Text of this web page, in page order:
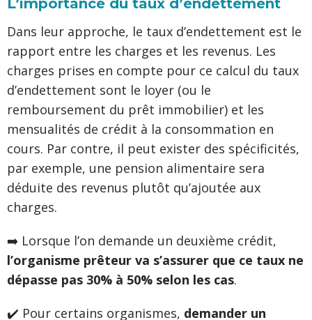
Dans leur approche, le taux d’endettement est le
rapport entre les charges et les revenus. Les
charges prises en compte pour ce calcul du taux
d’endettement sont le loyer (ou le
remboursement du prêt immobilier) et les
mensualités de crédit à la consommation en
cours. Par contre, il peut exister des spécificités,
par exemple, une pension alimentaire sera
déduite des revenus plutôt qu’ajoutée aux
charges.
➡️ Lorsque l’on demande un deuxième crédit,
l’organisme prêteur va s’assurer que ce taux ne
dépasse pas 30% à 50% selon les cas.
✔️ Pour certains organismes, demander un